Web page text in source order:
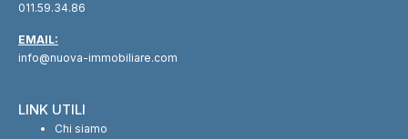
011.59.34.86
EMAIL:
info@nuova-immobiliare.com
LINK UTILI
Chi siamo